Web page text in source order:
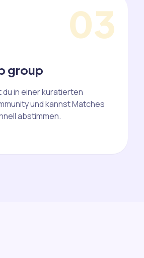
03
group
du in einer kuratierten
und kannst Matches
abstimmen.